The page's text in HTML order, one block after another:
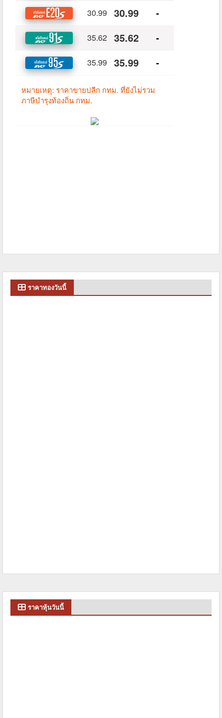
ราคาทองวันนี้
ราคาหุ้นวันนี้